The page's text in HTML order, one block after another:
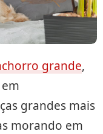
grande,
grandes mais
morando em